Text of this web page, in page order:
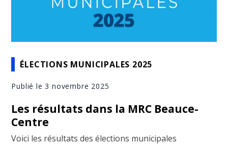
ÉLECTIONS MUNICIPALES 2025
Publié le 3 novembre 2025
Les résultats dans la MRC Beauce-
Centre
Voici les résultats des élections municipales